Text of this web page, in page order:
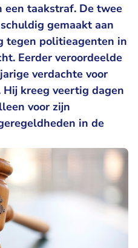
een taakstraf. De twee
gemaakt aan
tegen politieagenten in
Eerder veroordeelde
verdachte voor
kreeg veertig dagen
voor zijn
in de